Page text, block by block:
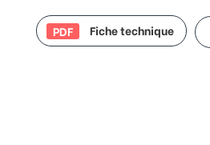
PDF Fiche technique